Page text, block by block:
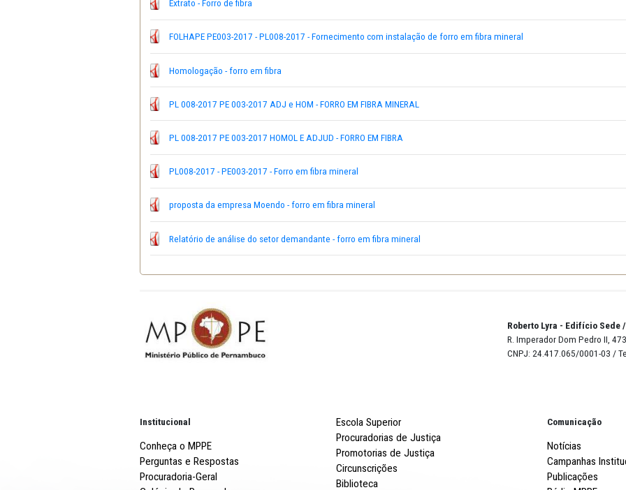
DOE PE003-2017 - PL008-2017 - Forro em fibra mineral
DOE-Extrato-ARP-003-2017-Forro de Fibra Mineral
FOLHAPE PE003-2017 - PL008-2017 - Fornecimento com instalação de forro em fibra mineral
PL 008-2017 PE 003-2017 ADJ e HOM - FORRO EM FIBRA MINERAL
PL 008-2017 PE 003-2017 HOMOL E ADJUD - FORRO EM FIBRA
proposta da empresa Moendo - forro em fibra mineral
Relatório de análise do setor demandante - forro em fibra mineral
R.